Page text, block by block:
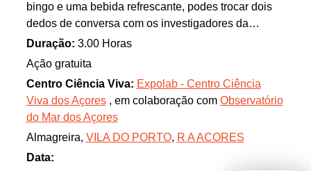
bingo e uma bebida refrescante, podes trocar dois
dedos de conversa com os investigadores da
"Manta Trust" e descobrir mais sobre estes
fascinantes animais que, como tu, elegeram Sta.
Maria para passar o verão!
Duração: 3.00 Horas
Ação gratuita
Centro Ciência Viva: Expolab - Centro Ciência
Viva dos Açores, em colaboração com Observatório
do Mar dos Açores
Almagreira, VILA DO PORTO, R A ACORES
Data: